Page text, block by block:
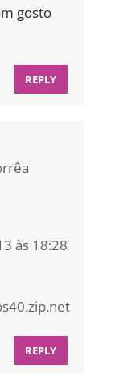
gosto
REPLY
às 18:28
REPLY